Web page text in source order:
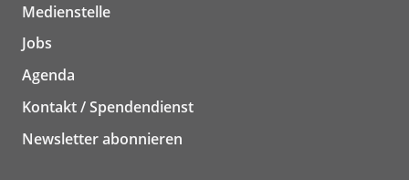
Medienstelle
Jobs
Agenda
Kontakt / Spendendienst
Newsletter abonnieren